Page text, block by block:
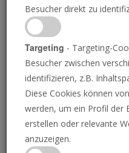
INA FASSBENDER/AFP VIA GETTY IMAGES
Wandel
Besucher direkt zu
Targeting - Targeting-
Besucher zwischen
identifizieren, z.B.
Diese Cookies können
werden, um ein Profil der
erstellen oder relevante
anzuzeigen.